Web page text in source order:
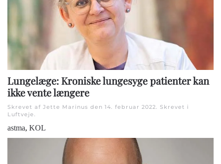
Lungelæge: Kroniske lungesyge patienter kan
ikke vente længere
Skrevet af Jette Marinus den 14. februar 2022 . Skrevet i
Luftveje
astma, KOL